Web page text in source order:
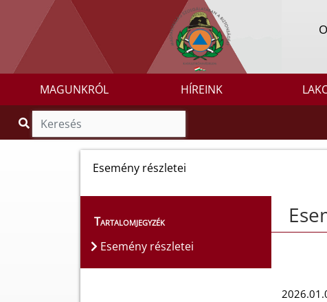
MAGUNKRÓL HÍREINK
Esemény részletei
Tartalomjegyzék
Esemény részletei